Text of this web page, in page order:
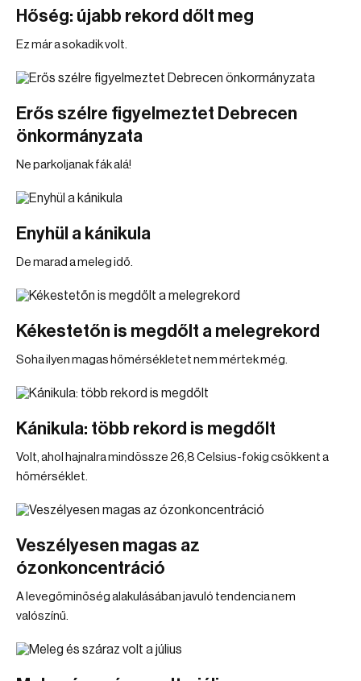
Hőség: újabb rekord dőlt meg
Ez már a sokadik volt.
Erős szélre figyelmeztet Debrecen
önkormányzata
Ne parkoljanak fák alá!
Enyhül a kánikula
De marad a meleg idő.
Kékestetőn is megdőlt a melegrekord
Soha ilyen magas hőmérsékletet nem mértek még.
Kánikula: több rekord is megdőlt
Volt, ahol hajnalra mindössze 26,8 Celsius-fokig csökkent a
hőmérséklet.
Veszélyesen magas az
ózonkoncentráció
A levegőminőség alakulásában javuló tendencia nem
valószínű.